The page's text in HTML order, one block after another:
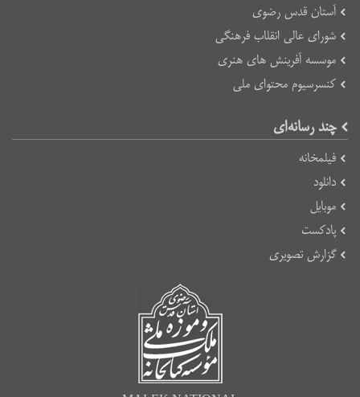
آستان قدس رضوی
شورای عالی انقلاب فرهنگی
موسسه آفرینش های هنری
کنسرسیوم محتوای ملی
چند رسانه‌ای
فیلمخانه
دانلود
موبایل
پادکست
گزارش تصویری